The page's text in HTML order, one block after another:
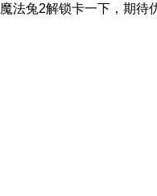
魔法兔2解锁卡一下，期待